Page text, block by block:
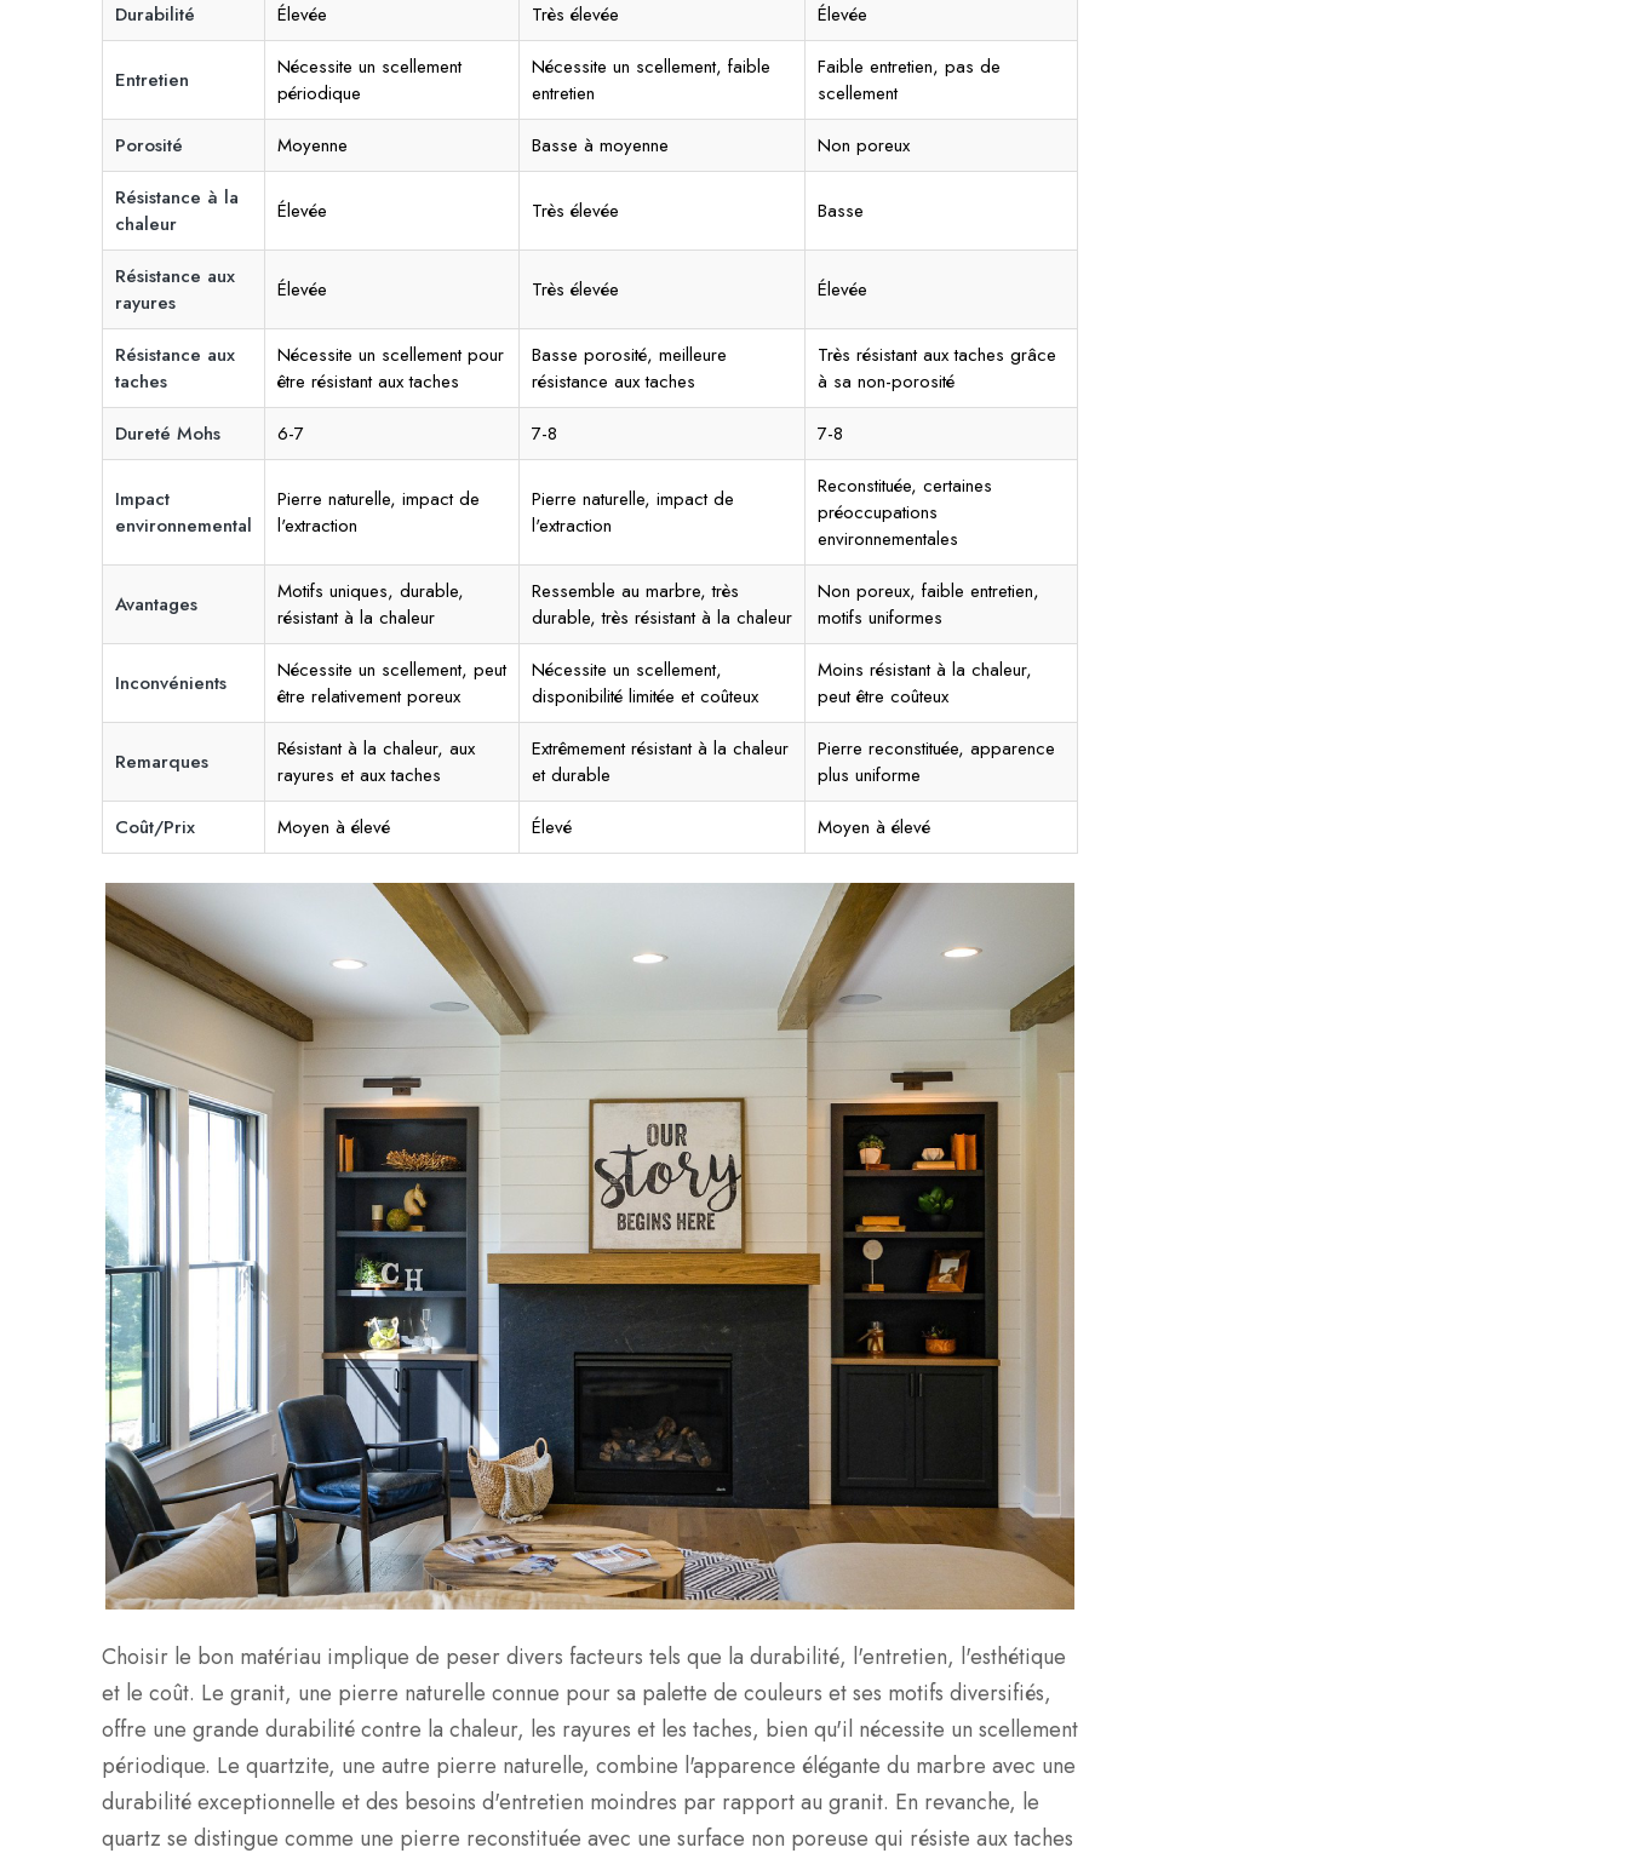
Durabilité
Élevée Très élevée Élevée
Entretien
Nécessite un scellement
périodique
Nécessite un scellement, faible
entretien
Faible entretien, pas de
scellement
Porosité
Moyenne Basse à moyenne
Non poreux
Résistance à la
chaleur
Élevée Très élevée Basse
Résistance aux
rayures
Élevée Très élevée Élevée
Résistance aux
taches
Nécessite un scellement pour
être résistant aux taches
Basse porosité, meilleure
résistance aux taches
Très résistant aux taches grâce
à sa non-porosité
Dureté Mohs
6-7 7-8 7-8
Impact
environnemental
Pierre naturelle, impact de
l'extraction
Pierre naturelle, impact de
l'extraction
Reconstituée, certaines
préoccupations
environnementales
Avantages
Motifs uniques, durable,
résistant à la chaleur
Ressemble au marbre, très
durable, très résistant à la chaleur
Non poreux, faible entretien,
motifs uniformes
Inconvénients
Nécessite un scellement, peut
être relativement poreux
Nécessite un scellement,
disponibilité limitée et coûteux
Moins résistant à la chaleur,
peut être coûteux
Remarques
Résistant à la chaleur, aux
rayures et aux taches
Extrêmement résistant à la chaleur
et durable
Pierre reconstituée, apparence
plus uniforme
Coût/Prix
Moyen à élevé Élevé Moyen à élevé
Choisir le bon matériau implique de peser divers facteurs tels que la durabilité, l'entretien, l'esthétique
et le coût. Le granit, une pierre naturelle connue pour sa palette de couleurs et ses motifs diversifiés,
offre une grande durabilité contre la chaleur, les rayures et les taches, bien qu'il nécessite un scellement
périodique. Le quartzite, une autre pierre naturelle, combine l'apparence élégante du marbre avec une
durabilité exceptionnelle et des besoins d'entretien moindres par rapport au granit. En revanche, le
quartz se distingue comme une pierre reconstituée avec une surface non poreuse qui résiste aux taches